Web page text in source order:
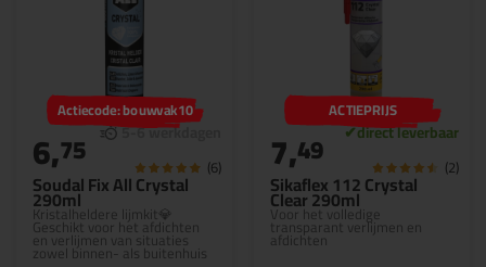
Soudal Fix All Crystal
290ml
Kristalheldere lijmkit💎
Geschikt voor het afdichten
en verlijmen van situaties
zowel binnen- als buitenhuis
Actiecode: bouwvak10
6,75 (6)
Sikaflex 112 Crystal
Clear 290ml
Voor het volledige
transparant verlijmen en
afdichten
ACTIEPRIJS
7,49 (2)